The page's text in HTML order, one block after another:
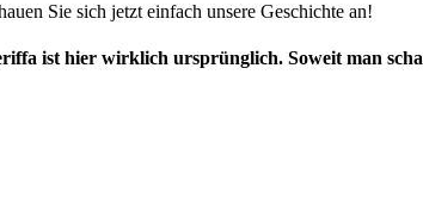
Sie sich jetzt einfach unsere Geschichte an!
ist hier wirklich ursprünglich. Soweit man